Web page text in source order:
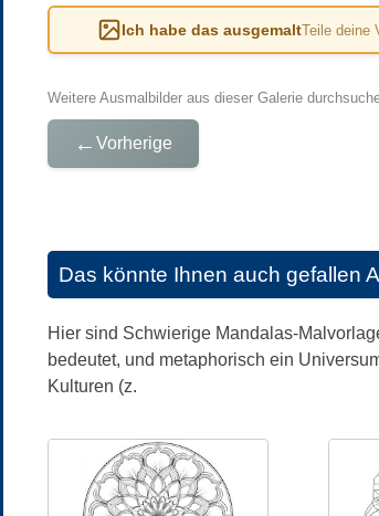
Ich habe das ausgemaltTeile deine
Weitere Ausmalbilder aus dieser Galerie
← Vorherige
Das könnte Ihnen auch gefallen
Hier sind Schwierige Mandalas-
bedeutet, und metaphorisch ein
Kulturen (z.